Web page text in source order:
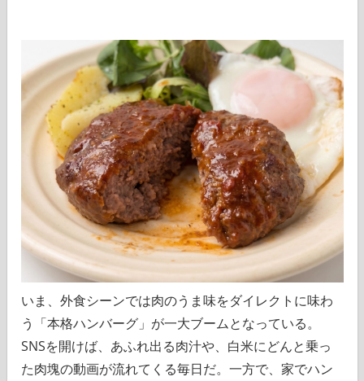
いま、外食シーンでは肉のうま味をダイレクトに味わ
う「本格ハンバーグ」が一大ブームとなっている。
SNSを開けば、あふれ出る肉汁や、白米にどんと乗っ
た肉塊の動画が流れてくる毎日だ。一方で、家でハン